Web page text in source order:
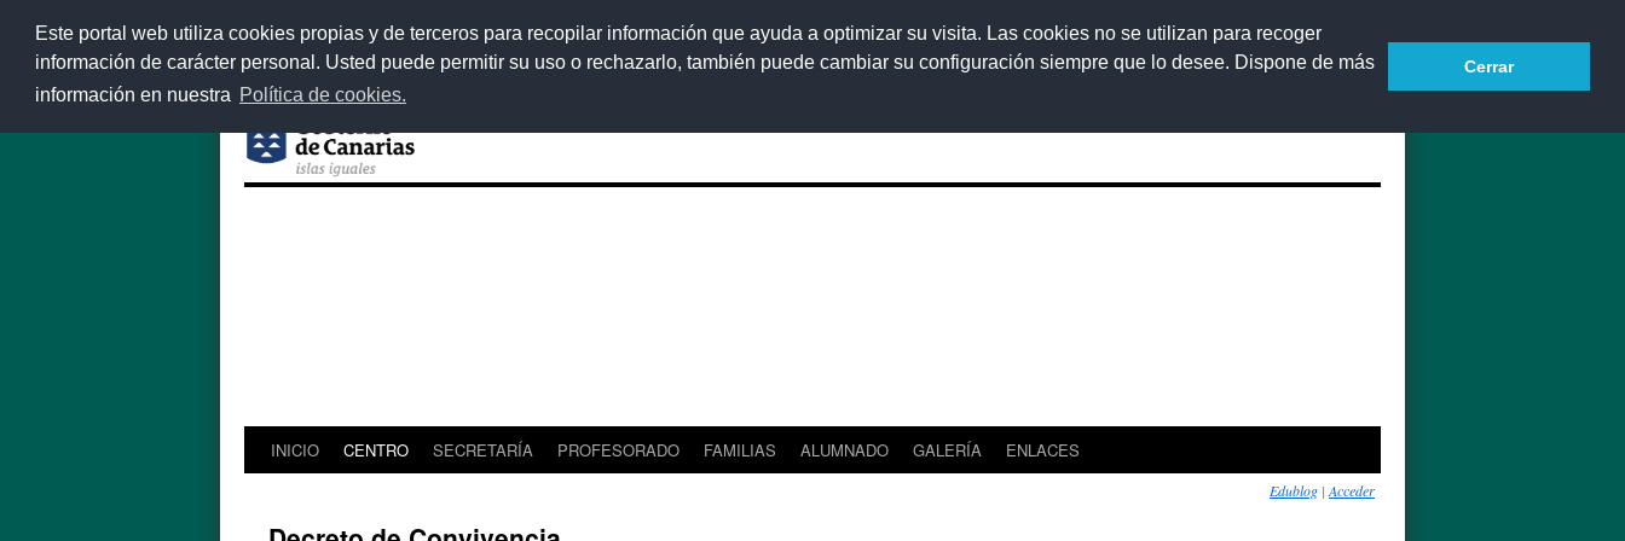
Este portal web utiliza cookies propias y de terceros para recopilar información que ayuda a optimizar su visita. Las cookies no se utilizan para recoger
información de carácter personal. Usted puede permitir su uso o rechazarlo, también puede cambiar su configuración siempre que lo desee. Dispone de más
información en nuestra Política de cookies.
Cerrar
Accesibilidad
Saltar
INICIO CENTRO SECRETARÍA PROFESORADO FAMILIAS ALUMNADO GALERÍA ENLACES
Edublog | Acceder